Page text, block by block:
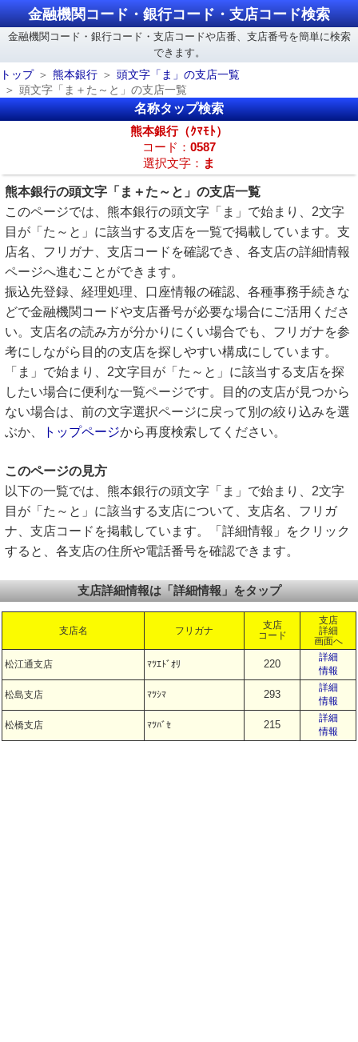
金融機関コード・銀行コード・支店コード検索
金融機関コード・銀行コード・支店コードや店番、支店番号を簡単に検索
できます。
トップ
熊本銀行
頭文字「ま」の支店一覧
頭文字「ま＋た～と」の支店一覧
名称タップ検索
熊本銀行（ｸﾏﾓﾄ）
コード： 0587
選択文字： ま
熊本銀行の頭文字「ま＋た～と」の支店一覧
このページでは、熊本銀行の頭文字「ま」で始まり、2文字
目が「た～と」に該当する支店を一覧で掲載しています。支
店名、フリガナ、支店コードを確認でき、各支店の詳細情報
ページへ進むことができます。
振込先登録、経理処理、口座情報の確認、各種事務手続きな
どで金融機関コードや支店番号が必要な場合にご活用くださ
い。支店名の読み方が分かりにくい場合でも、フリガナを参
考にしながら目的の支店を探しやすい構成にしています。
「ま」で始まり、2文字目が「た～と」に該当する支店を探
したい場合に便利な一覧ページです。目的の支店が見つから
ない場合は、前の文字選択ページに戻って別の絞り込みを選
ぶか、
トップページから再度検索してください。
このページの見方
以下の一覧では、熊本銀行の頭文字「ま」で始まり、2文字
目が「た～と」に該当する支店について、支店名、フリガ
ナ、支店コードを掲載しています。「詳細情報」をクリック
すると、各支店の住所や電話番号を確認できます。
支店詳細情報は「詳細情報」をタップ
支店名 フリガナ
支店
コード
支店
詳細
画面へ
松江通支店 ﾏﾂｴﾄﾞｵﾘ 220
詳細
情報
松島支店 ﾏﾂｼﾏ 293
詳細
情報
松橋支店 ﾏﾂﾊﾞｾ 215
詳細
情報